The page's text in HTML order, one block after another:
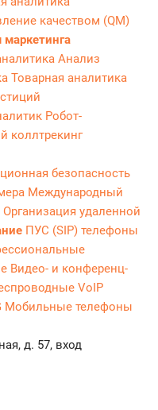
качеством (QM)
Анализ
Товарная аналитика
Робот-
коллтрекинг
безопасность
Международный
Организация удаленной
ПУС (SIP) телефоны
Видео- и конференц-
VoIP
Мобильные телефоны
д. 57, вход